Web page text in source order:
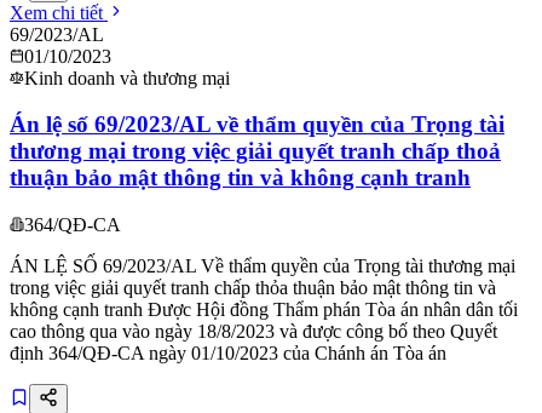
Xem chi tiết
69/2023/AL
01/10/2023
Kinh doanh và thương mại
Án lệ số 69/2023/AL về thẩm quyền của Trọng tài
thương mại trong việc giải quyết tranh chấp thoả
thuận bảo mật thông tin và không cạnh tranh
364/QĐ-CA
ÁN LỆ SỐ 69/2023/AL Về thẩm quyền của Trọng tài thương mại
trong việc giải quyết tranh chấp thỏa thuận bảo mật thông tin và
không cạnh tranh Được Hội đồng Thẩm phán Tòa án nhân dân tối
cao thông qua vào ngày 18/8/2023 và được công bố theo Quyết
định 364/QĐ-CA ngày 01/10/2023 của Chánh án Tòa án